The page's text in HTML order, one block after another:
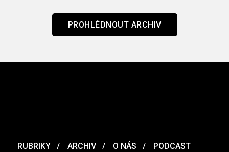
PROHLÉDNOUT ARCHIV
RUBRIKY ARCHIV O NÁS PODCAST